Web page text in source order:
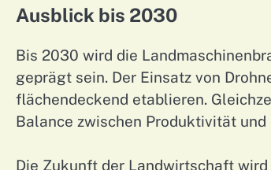
Ausblick bis 2030
Bis 2030 wird die
geprägt sein. Der Einsatz von
flächendeckend etablieren.
Balance zwischen Produktivität
Die Zukunft der Landwirtschaft